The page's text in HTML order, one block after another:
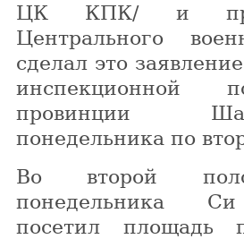
ЦК КПК/ и
Центрального
сделал это
инспекционной
провинции
понедельника по
Во второй
понедельника
посетил площадь